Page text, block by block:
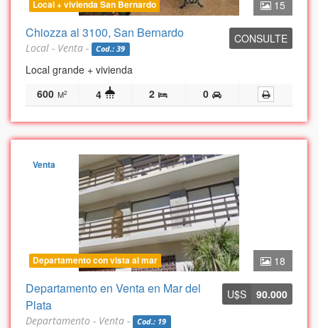
15
Local + vivienda San Bernardo
CONSULTE
Chiozza al 3100, San Bernardo
Local - Venta - Cod.: 39
Local grande + vivienda
600 M2 4 2 0
18
Venta
Departamento con vista al mar
U$S 90.000
Departamento en Venta en Mar del
Plata
Departamento - Venta - Cod.: 19